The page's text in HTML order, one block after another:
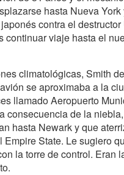
hasta Nueva
contra el
continuar viaje hasta el
climatológicas, Smith
se aproximaba a la
llamado Aeropuerto
consecuencia de la
hasta Newark y que
State. Le sugiero
la torre de control.